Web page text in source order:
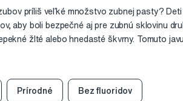
príliš veľké množstvo zubnej pasty?
aby boli bezpečné aj pre zubnú sklovinu
žlté alebo hnedasté škvrny. Tomuto
hrášku. Malého hrášku.
Prírodné Bez fluoridov